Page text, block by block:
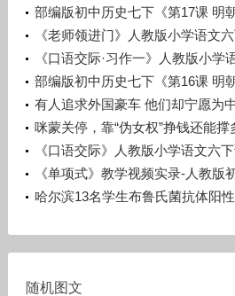
部编版初中历史七下《第17课 明
洋
《老师领进门》人教版小学语文
州市_惠阳区-许晓云
《口语交际·习作一》人教版小学
广西梧州市_蒙山县-潘少丽
部编版初中历史七下《第16课 明
学》辽宁孙浩
有人追求外国豪车 他们却宁愿为
咪蒙关停，靠“伪女权”挣钱还能撑
《口语交际》人教版小学语文六
市_旅顺口区-宋晨溪
《单项式》教学视频实录-人教版
哈尔滨13名学生布鲁氏菌抗体阳
随机图文